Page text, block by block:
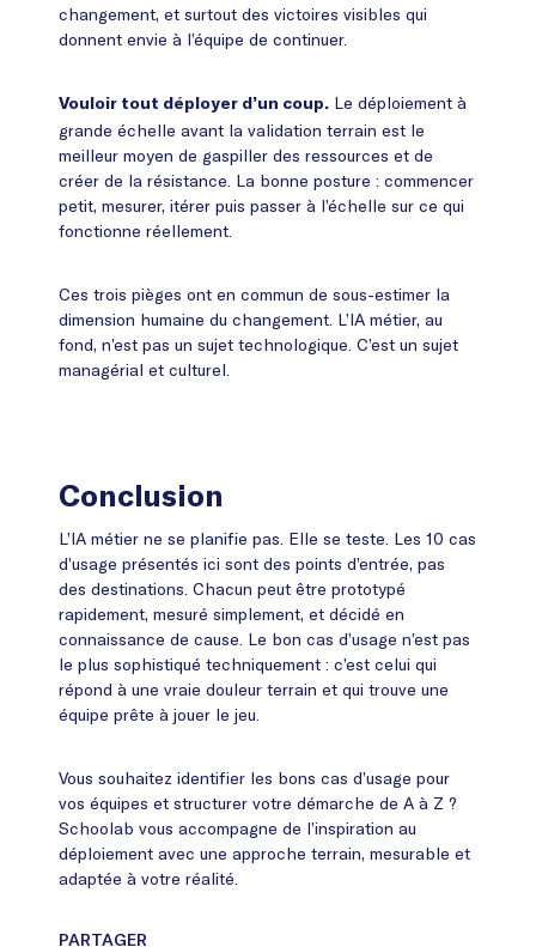
changement, et surtout des victoires visibles qui
donnent envie à l’équipe de continuer.
Vouloir tout déployer d’un coup. Le déploiement à
grande échelle avant la validation terrain est le
meilleur moyen de gaspiller des ressources et de
créer de la résistance. La bonne posture : commencer
petit, mesurer, itérer puis passer à l’échelle sur ce qui
fonctionne réellement.
Ces trois pièges ont en commun de sous-estimer la
dimension humaine du changement. L’IA métier, au
fond, n’est pas un sujet technologique. C’est un sujet
managérial et culturel.
Conclusion
L’IA métier ne se planifie pas. Elle se teste. Les 10 cas
d’usage présentés ici sont des points d’entrée, pas
des destinations. Chacun peut être prototypé
rapidement, mesuré simplement, et décidé en
connaissance de cause. Le bon cas d’usage n’est pas
le plus sophistiqué techniquement : c’est celui qui
répond à une vraie douleur terrain et qui trouve une
équipe prête à jouer le jeu.
Vous souhaitez identifier les bons cas d’usage pour
vos équipes et structurer votre démarche de A à Z ?
Schoolab vous accompagne de l’inspiration au
déploiement avec une approche terrain, mesurable et
adaptée à votre réalité.